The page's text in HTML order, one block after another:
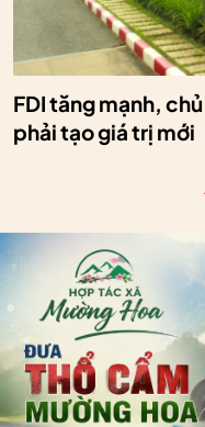
FDI tăng mạnh,
phải tạo giá trị mới